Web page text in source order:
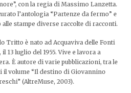
con la regia di Massimo Lanzetta.
l’antologia “Partenze da fermo” e
alle stampe diverse raccolte di racconti.
Tritto è nato ad Acquaviva delle Fonti
il 13 luglio del 1955. Vive e lavora a
È autore di varie pubblicazioni, tra le
il volume “Il destino di Giovannino
(AltreMuse, 2003).